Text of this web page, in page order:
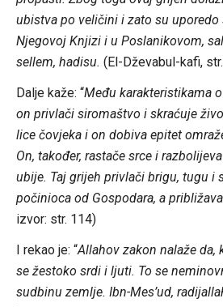
ubistva po veličini i zato su
Njegovoj Knjizi i u Poslanikovom,
sellem, hadisu. (El-Dževabul-kafi,
Dalje kaže: “Među karakteristikama
on privlači siromaštvo i skraćuje
lice čovjeka i on dobiva epitet
On, također, rastače srce i
ubije. Taj grijeh privlači brigu, tugu i
počinioca od Gospodara, a
izvor: str. 114)
I rekao je: “Allahov zakon nalaže da,
se žestoko srdi i ljuti. To se
sudbinu zemlje. Ibn-Mes’ud,